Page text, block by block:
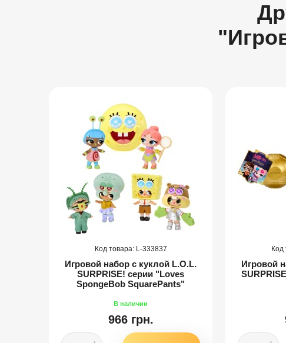
333837
Игровой набор с куклой L.O.L.
SURPRISE! серии "Loves
SpongeBob SquarePants"
966 грн.
Игровой